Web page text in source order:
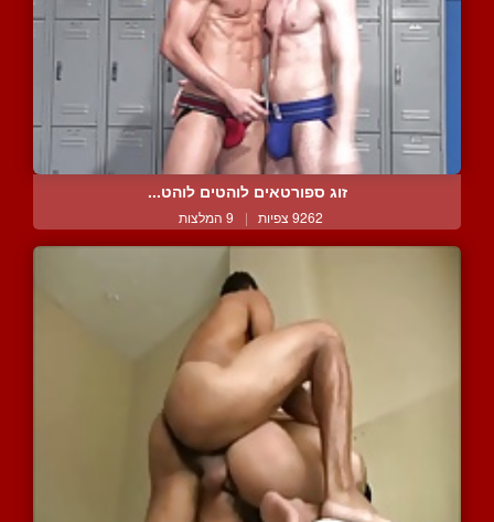
זוג ספורטאים לוהטים לוהט...
9262 צפיות | 9 המלצות